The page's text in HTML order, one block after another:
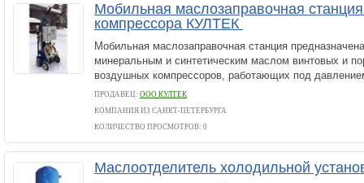
Мобильная маслозаправочная
компрессора КУЛТЕК
Мобильная маслозаправочная станция
минеральным и синтетическим маслом винтовых и
воздушных компрессоров, работающих под
ПРОДАВЕЦ: ООО КУЛТЕК
КОМПАНИЯ ИЗ САНКТ-ПЕТЕРБУРГА
КОЛИЧЕСТВО ПРОСМОТРОВ: 0
Маслоотделитель холодильной